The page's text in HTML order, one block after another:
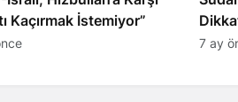
Kaçırmak İstemiyor”
7 ay